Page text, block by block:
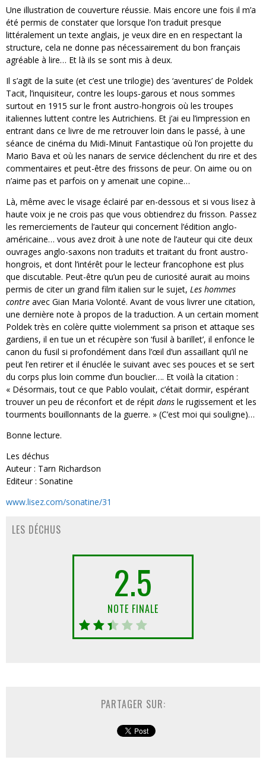
Une illustration de couverture réussie. Mais encore une fois il m’a
été permis de constater que lorsque l’on traduit presque
littéralement un texte anglais, je veux dire en en respectant la
structure, cela ne donne pas nécessairement du bon français
agréable à lire… Et là ils se sont mis à deux.
Il s’agit de la suite (et c’est une trilogie) des ‘aventures’ de Poldek
Tacit, l’inquisiteur, contre les loups-garous et nous sommes
surtout en 1915 sur le front austro-hongrois où les troupes
italiennes luttent contre les Autrichiens. Et j’ai eu l’impression en
entrant dans ce livre de me retrouver loin dans le passé, à une
séance de cinéma du Midi-Minuit Fantastique où l’on projette du
Mario Bava et où les nanars de service déclenchent du rire et des
commentaires et peut-être des frissons de peur. On aime ou on
n’aime pas et parfois on y amenait une copine…
Là, même avec le visage éclairé par en-dessous et si vous lisez à
haute voix je ne crois pas que vous obtiendrez du frisson. Passez
les remerciements de l’auteur qui concernent l’édition anglo-
américaine… vous avez droit à une note de l’auteur qui cite deux
ouvrages anglo-saxons non traduits et traitant du front austro-
hongrois, et dont l’intérêt pour le lecteur francophone est plus
que discutable. Peut-être qu’un peu de curiosité aurait au moins
permis de citer un grand film italien sur le sujet, Les hommes
contre avec Gian Maria Volonté. Avant de vous livrer une citation,
une dernière note à propos de la traduction. A un certain moment
Poldek très en colère quitte violemment sa prison et attaque ses
gardiens, il en tue un et récupère son ‘fusil à barillet’, il enfonce le
canon du fusil si profondément dans l’œil d’un assaillant qu’il ne
peut l’en retirer et il énuclée le suivant avec ses pouces et se sert
du corps plus loin comme d’un bouclier…. Et voilà la citation :
« Désormais, tout ce que Pablo voulait, c’était dormir, espérant
trouver un peu de réconfort et de répit dans le rugissement et les
tourments bouillonnants de la guerre. » (C’est moi qui souligne)…
Bonne lecture.
Les déchus
Auteur : Tarn Richardson
Editeur : Sonatine
www.lisez.com/sonatine/31
LES DÉCHUS
2.5
NOTE FINALE
PARTAGER SUR: